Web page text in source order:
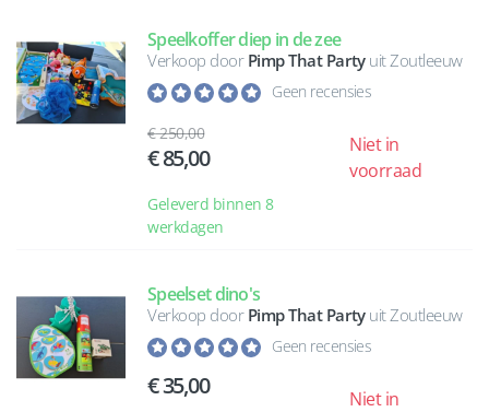
Speelkoffer diep in de zee
Verkoop door Pimp That Partyuit Zoutleeuw
Geen recensies
250,00
85,00
Geleverd binnen 8
werkdagen
Niet in
voorraad
Speelset dino's
Verkoop door Pimp That Partyuit Zoutleeuw
Geen recensies
35,00
Niet in